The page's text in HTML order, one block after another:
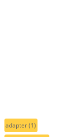
adapter(1)